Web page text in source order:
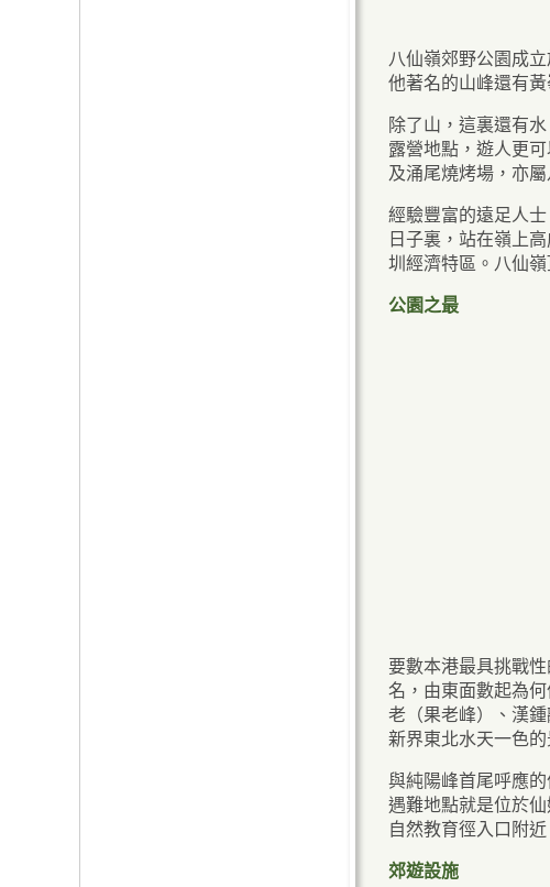
公廁
為特別需要之人士而
樂設施
八仙嶺郊野公園成
他著名的山峰還有
除了山，這裏還有
露營地點，遊人更
及涌尾燒烤場，亦
經驗豐富的遠足人
日子裏，站在嶺上
圳經濟特區。八仙
公園之最
要數本港最具挑戰
名，由東面數起為
老（果老峰）、漢
新界東北水天一色的
與純陽峰首尾呼應
遇難地點就是位於
自然教育徑入口附
郊遊設施